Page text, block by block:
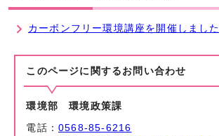
カーボンフリー環境講座を開催しました
このページに関する お問い合わせ
環境部 環境政策課
電話：0568-85-6216